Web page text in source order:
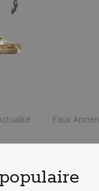
Faux Ancien